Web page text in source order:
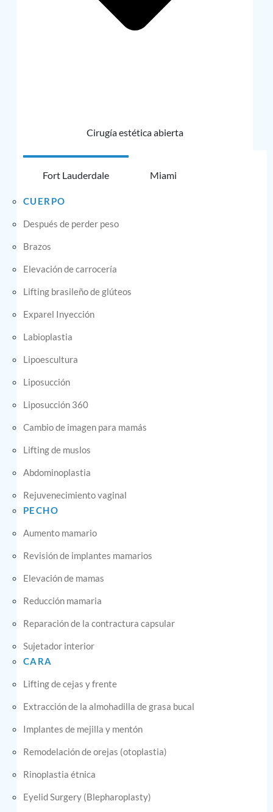
Cirugía estética abierta
Fort Lauderdale Miami
CUERPO
Después de perder peso
Brazos
Elevación de carrocería
Lifting brasileño de glúteos
Exparel Inyección
Labioplastia
Lipoescultura
Liposucción
Liposucción 360
Cambio de imagen para mamás
Lifting de muslos
Abdominoplastia
Rejuvenecimiento vaginal
PECHO
Aumento mamario
Revisión de implantes mamarios
Elevación de mamas
Reducción mamaria
Reparación de la contractura capsular
Sujetador interior
CARA
Lifting de cejas y frente
Extracción de la almohadilla de grasa bucal
Implantes de mejilla y mentón
Remodelación de orejas (otoplastia)
Rinoplastia étnica
Eyelid Surgery (Blepharoplasty)